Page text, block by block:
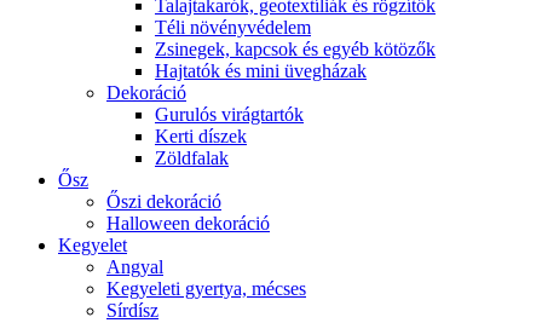
Talajtakarók, geotextíliák és rögzítők
Téli növényvédelem
Zsinegek, kapcsok és egyéb kötözők
Hajtatók és mini üvegházak
Dekoráció
Gurulós virágtartók
Kerti díszek
Zöldfalak
Ősz
Őszi dekoráció
Halloween dekoráció
Kegyelet
Angyal
Kegyeleti gyertya, mécses
Sírdísz